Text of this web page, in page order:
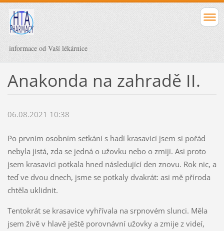
informace od Vaší lékárnice
Anakonda na zahradě II.
06.08.2021 10:38
Po prvním osobním setkání s hadí krasavicí jsem si pořád
nebyla jistá, zda se jedná o užovku nebo o zmiji. Asi proto
jsem krasavici potkala hned následující den znovu. Rok nic, a
teď ve dvou dnech, jsme se potkaly dvakrát: asi mě příroda
chtěla uklidnit.
Tentokrát se krasavice vyhřívala na srpnovém slunci. Měla
jsem živě v hlavě ještě porovnávní užovky a zmije z videí,